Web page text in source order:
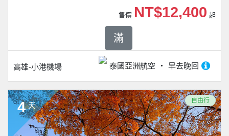
高雄-小港機場 泰國亞洲航空 早去晚回
售價 NT$12,400 起
滿
4 天
自由行